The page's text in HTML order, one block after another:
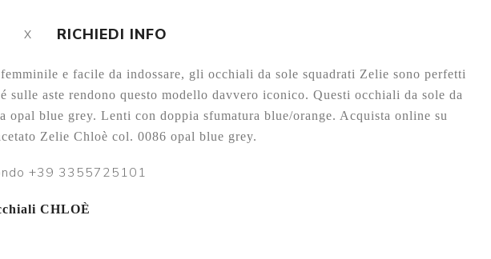
RICHIEDI INFO
e facile da indossare, gli occhiali da sole squadrati Zelie sono perfetti
aste rendono questo modello davvero iconico. Questi occhiali da sole da
blue grey. Lenti con doppia sfumatura blue/orange. Acquista online su
Zelie Chloè col. 0086 opal blue grey.
+39 3355725101
CHLOÈ